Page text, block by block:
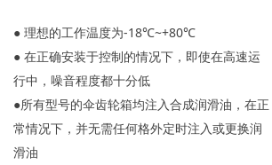
● 理想的工作温度为-18℃~+80℃
● 在正确安装于控制的情况下，即使在高速运
行中，噪音程度都十分低
●所有型号的伞齿轮箱均注入合成润滑油，在正
常情况下，并无需任何格外定时注入或更换润
滑油